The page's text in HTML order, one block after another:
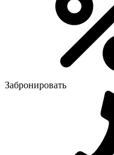
Забронировать